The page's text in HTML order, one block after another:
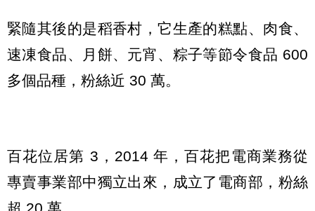
緊隨其後的是稻香村，它生產的糕點、肉食、
速凍食品、月餅、元宵、粽子等節令食品 600
多個品種，粉絲近 30 萬。
百花位居第 3，2014 年，百花把電商業務從
專賣事業部中獨立出來，成立了電商部，粉絲